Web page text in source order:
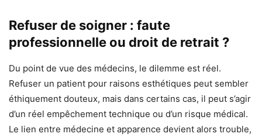
Refuser de soigner : faute
professionnelle ou droit de retrait ?
Du point de vue des médecins, le dilemme est réel.
Refuser un patient pour raisons esthétiques peut sembler
éthiquement douteux, mais dans certains cas, il peut s’agir
d’un réel empêchement technique ou d’un risque médical.
Le lien entre médecine et apparence devient alors trouble,